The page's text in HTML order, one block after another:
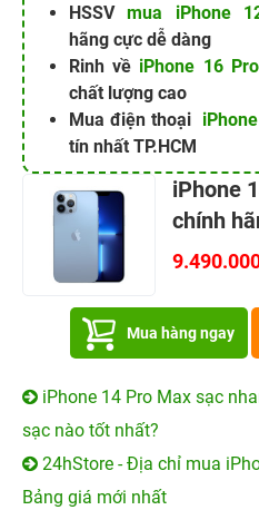
HSSVmua iPhone
hãng cực dễ dàng
Rinh về iPhone 16
chất lượng cao
Mua điện thoại
tín nhất TP.HCM
iPhone
chính
Mua hàng ngay
iPhone 14 Pro Max sạc
sạc nào tốt nhất?
24hStore - Địa chỉ mua
Bảng giá mới nhất